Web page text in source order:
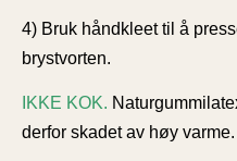
4) Bruk håndkleet til å
brystvorten.
IKKE KOK.
derfor skadet av høy varme.